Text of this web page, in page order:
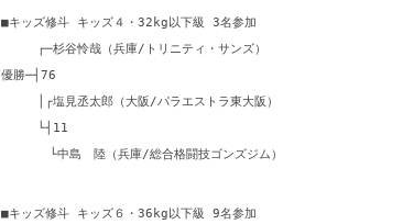
■キッズ修斗 キッズ４・32kg以下級 3名参加
┌─杉谷怜哉（兵庫/トリニティ・サンズ）
優勝─┤76
│┌塩見丞太郎（大阪/パラエストラ東大阪）
└┤11
└中島 陸（兵庫/総合格闘技ゴンズジム）
■キッズ修斗 キッズ６・36kg以下級 9名参加